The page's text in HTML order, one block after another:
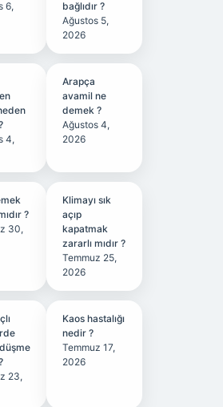
6,
bağlıdır ?
Ağustos 5,
2026
4,
Arapça
avamil ne
demek ?
Ağustos 4,
2026
?
30,
Klimayı sık
açıp
kapatmak
zararlı mıdır ?
Temmuz 25,
2026
23,
Kaos hastalığı
nedir ?
Temmuz 17,
2026